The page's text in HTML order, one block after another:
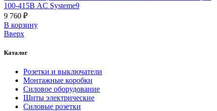
100-415В AC Systeme9
9 760 ₽
В корзинy
Вверх
Каталог
Розетки и выключатели
Монтажные коробки
Силовое оборудование
Щиты электрические
Силовые розетки